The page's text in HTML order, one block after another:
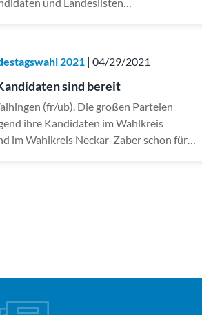
und Landeslisten…
2021 | 04/29/2021
sind bereit
(fr/ub). Die großen Parteien
ihre Kandidaten im Wahlkreis
im Wahlkreis Neckar-Zaber schon für…